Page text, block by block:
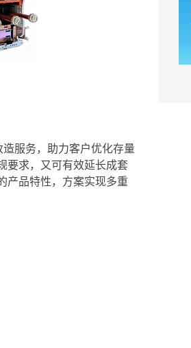
服务，助力客户优化存量
要求，又可有效延长成套
产品特性，方案实现多重